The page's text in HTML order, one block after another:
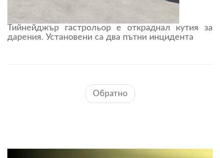
Тийнейджър гастрольор е откраднал кутия за
дарения. Установени са два пътни инцидента
Обратно